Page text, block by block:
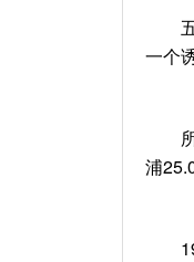
五
一个
所
浦